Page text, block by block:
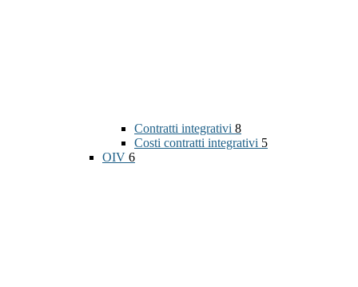
Contratti integrativi 8
Costi contratti integrativi 5
OIV 6